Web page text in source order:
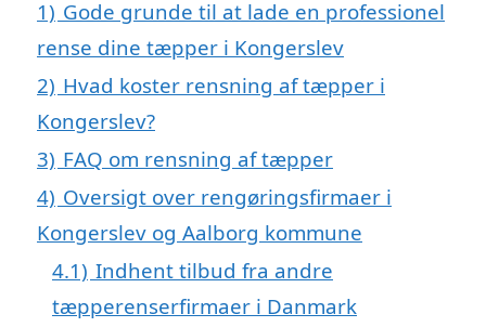
1) Gode grunde til at lade en professionel
rense dine tæpper i Kongerslev
2) Hvad koster rensning af tæpper i
Kongerslev?
3) FAQ om rensning af tæpper
4) Oversigt over rengøringsfirmaer i
Kongerslev og Aalborg kommune
4.1) Indhent tilbud fra andre
tæpperenserfirmaer i Danmark